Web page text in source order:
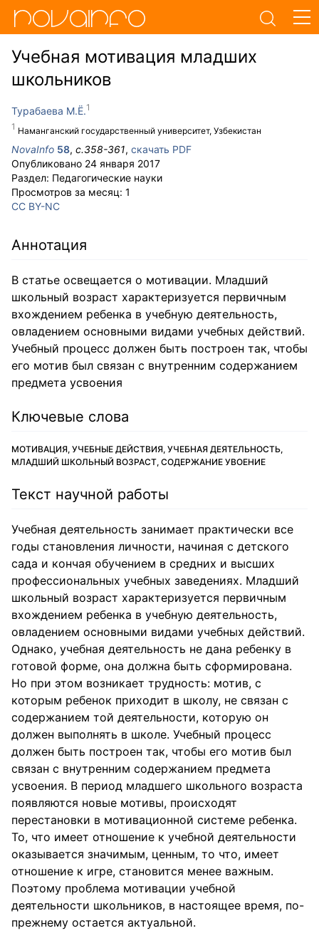
Учебная мотивация младших
школьников
Турабаева М.Ё.
Наманганский государственный университет, Узбекистан
NovaInfo 58, с.358-361, скачать PDF
Опубликовано 24 января 2017
Раздел: Педагогические науки
Просмотров за месяц: 1
CC BY-NC
Аннотация
В статье освещается о мотивации. Младший
школьный возраст характеризуется первичным
вхождением ребенка в учебную деятельность,
овладением основными видами учебных действий.
Учебный процесс должен быть построен так, чтобы
его мотив был связан с внутренним содержанием
предмета усвоения
Ключевые слова
МОТИВАЦИЯ, УЧЕБНЫЕ ДЕЙСТВИЯ, УЧЕБНАЯ ДЕЯТЕЛЬНОСТЬ,
МЛАДШИЙ ШКОЛЬНЫЙ ВОЗРАСТ, СОДЕРЖАНИЕ УВОЕНИЕ
Текст научной работы
Учебная деятельность занимает практически все
годы становления личности, начиная с детского
сада и кончая обучением в средних и высших
профессиональных учебных заведениях. Младший
школьный возраст характеризуется первичным
вхождением ребенка в учебную деятельность,
овладением основными видами учебных действий.
Однако, учебная деятельность не дана ребенку в
готовой форме, она должна быть сформирована.
Но при этом возникает трудность: мотив, с
которым ребенок приходит в школу, не связан с
содержанием той деятельности, которую он
должен выполнять в школе. Учебный процесс
должен быть построен так, чтобы его мотив был
связан с внутренним содержанием предмета
усвоения. В период младшего школьного возраста
появляются новые мотивы, происходят
перестановки в мотивационной системе ребенка.
То, что имеет отношение к учебной деятельности
оказывается значимым, ценным, то что, имеет
отношение к игре, становится менее важным.
Поэтому проблема мотивации учебной
деятельности школьников, в настоящее время, по-
прежнему остается актуальной.